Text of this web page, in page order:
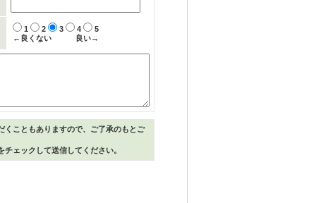
1 2 3 4
5
←良くない
良い→
こともありますので、ご了承のもとご
ェックして送信してください。